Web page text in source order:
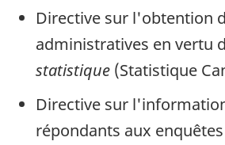
Directive sur l'obtention
administratives en vertu
statistique (Statistique
Directive sur
répondants aux